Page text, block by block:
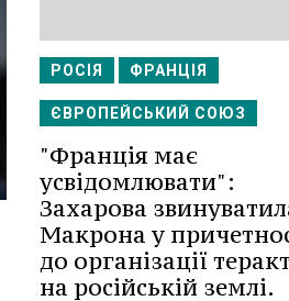
РОСІЯ ФРАНЦІЯ
ЄВРОПЕЙСЬКИЙ СОЮЗ
"Франція має
усвідомлювати":
Захарова
Макрона у
до організації
на російській землі.